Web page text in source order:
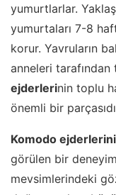
yumurtlarlar.
yumurtaları 7-8
korur. Yavruların
anneleri tarafından
ejderlerinin toplu
önemli bir
Komodo
görülen bir
mevsimlerindeki